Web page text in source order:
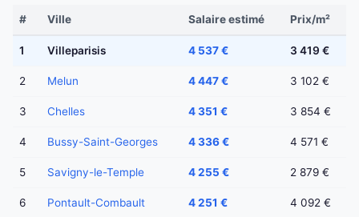
# Ville Salaire estimé Prix/m²
1 Villeparisis 4 537 € 3 419 €
2 Melun 4 447 € 3 102 €
3 Chelles 4 351 € 3 854 €
4 Bussy-Saint-Georges 4 336 € 4 571 €
5 Savigny-le-Temple 4 255 € 2 879 €
6 Pontault-Combault 4 251 € 4 092 €